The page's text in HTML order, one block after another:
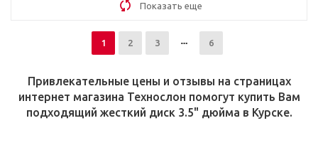
Показать еще
1 2 3 6
Привлекательные цены и отзывы на страницах
интернет магазина Технослон помогут купить Вам
подходящий жесткий диск 3.5" дюйма в Курске.